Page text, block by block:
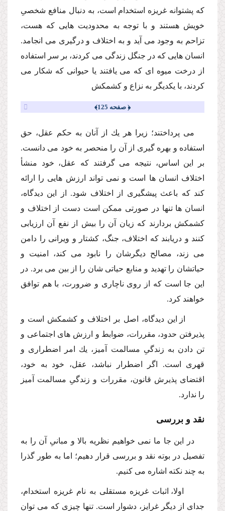
كه پشتوانه غریزه استخدام است، به دنبال منافع شخصىِ
خویش هستند و با توجه به محدودیت هایى كه هست،
تزاحم به وجود مى آید و به اختلاف و درگیرى مى انجامد.
انسان هایى كه در جنگل زندگى مى كردند، بر سر استفاده
از درخت میوه اى كه مى یافتند یا حیوانى كه شكار مى
كردند، با یكدیگر به نزاع و كشمكش
﴿ صفحه 125﴾
مى پرداختند؛ زیرا هر یك از آنان به حكم عقل، حق
استفاده و بهره گیرى از آن را منحصر به خود مى دانست.
بر این اساس، نتیجه مى گرفتند كه عقل، خود منشأ
اختلاف انسان ها است و نمى تواند ارزش هایى را ارائه
كند كه باعث پیشگیرى از اختلاف شود. از این دیدگاه،
انسان ها تنها در صورتى ممكن است دست از اختلاف و
كشمكش بردارند كه زیان آن را بیش از نفع آن ارزیابى
كنند و دریابند كه اختلاف، جنگ، كشتار و ویرانى را دامن
مى زند، مصالح دیگرشان را نابود مى كند، امنیت و
حیاتشان را تهدید و منابع حیاتى شان را از بین مى برد. در
این جا است كه از روى ناچارى و ضرورت، با هم توافق
خواهند كرد.
از این دیدگاه، اصل بر اختلاف و كشمكش است و
پذیرفتن حدود، مقررات، ضوابط و ارزش هاى اجتماعى و
تن دادن به زندگىِ مسالمت آمیز، یك امر اضطرارى و
قهرى است. اگر اضطرار نباشد، عقل، خود به خود،
اقتضاى پذیرش قانون، مقررات و زندگىِ مسالمت آمیز
را ندارد.
نقد و بررسى
در این جا ما نمى خواهیم نظریه بالا و مبانىِ آن را به
تفصیل در بوته نقد و بررسى قرار دهیم؛ اما به طور گذرا
به چند نكته اشاره مى كنیم.
اولا، اثبات غریزه مستقلى به نام غریزه استخدام،
جداى از دیگر غرایز، دشوار است. تنها چیزى كه مى توان